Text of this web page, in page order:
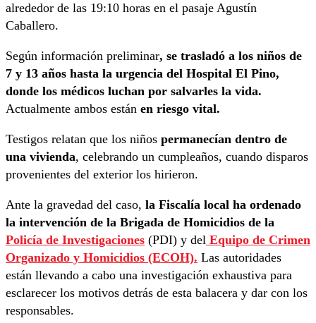
alrededor de las 19:10 horas en el pasaje Agustín
Caballero.
Según información preliminar, se trasladó a los niños de
7 y 13 años hasta la urgencia del Hospital El Pino,
donde los médicos luchan por salvarles la vida.
Actualmente ambos están en riesgo vital.
Testigos relatan que los niños permanecían dentro de
una vivienda, celebrando un cumpleaños, cuando disparos
provenientes del exterior los hirieron.
Ante la gravedad del caso, la Fiscalía local ha ordenado
la intervención de la Brigada de Homicidios de la
Policía de Investigaciones (PDI) y del Equipo de Crimen
Organizado y Homicidios (ECOH). Las autoridades
están llevando a cabo una investigación exhaustiva para
esclarecer los motivos detrás de esta balacera y dar con los
responsables.